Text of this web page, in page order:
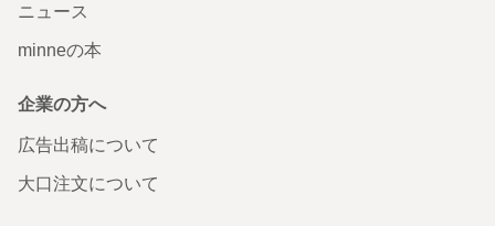
ニュース
minneの本
企業の方へ
広告出稿について
大口注文について